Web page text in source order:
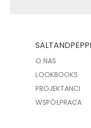
O NAS
LOOKBOOKS
PROJEKTANCI
WSPÓŁPRACA